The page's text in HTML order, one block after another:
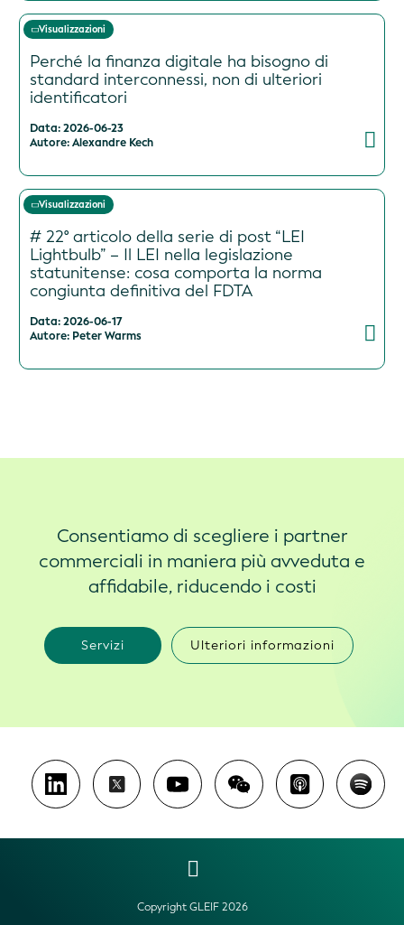
Visualizzazioni
Perché la finanza digitale ha bisogno di
standard interconnessi, non di ulteriori
identificatori
Data: 2026-06-23
Autore: Alexandre Kech
Visualizzazioni
# 22° articolo della serie di post “LEI
Lightbulb” – Il LEI nella legislazione
statunitense: cosa comporta la norma
congiunta definitiva del FDTA
Data: 2026-06-17
Autore: Peter Warms
Consentiamo di scegliere i partner
commerciali in maniera più avveduta e
affidabile, riducendo i costi
Servizi Ulteriori informazioni
Copyright GLEIF 2026